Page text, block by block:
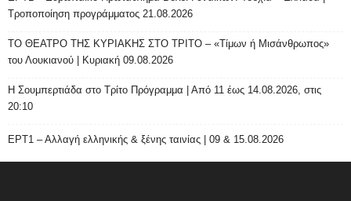
Τροποποίηση προγράμματος 21.08.2026
ΤΟ ΘΕΑΤΡΟ ΤΗΣ ΚΥΡΙΑΚΗΣ ΣΤΟ ΤΡΙΤΟ – «Τίμων ή Μισάνθρωπος»
του Λουκιανού | Κυριακή 09.08.2026
H Σουμπερτιάδα στο Τρίτο Πρόγραμμα | Από 11 έως 14.08.2026, στις
20:10
ΕΡΤ1 – Αλλαγή ελληνικής & ξένης ταινίας | 09 & 15.08.2026